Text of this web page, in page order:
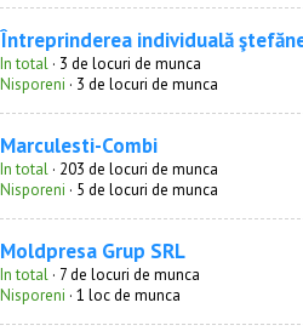
Întreprinderea individuală
In total · 3 de locuri de munca
Nisporeni · 3 de locuri de munca
Marculesti-Combi
In total · 203 de locuri de munca
Nisporeni · 5 de locuri de munca
Moldpresa Grup SRL
In total · 7 de locuri de munca
Nisporeni · 1 loc de munca